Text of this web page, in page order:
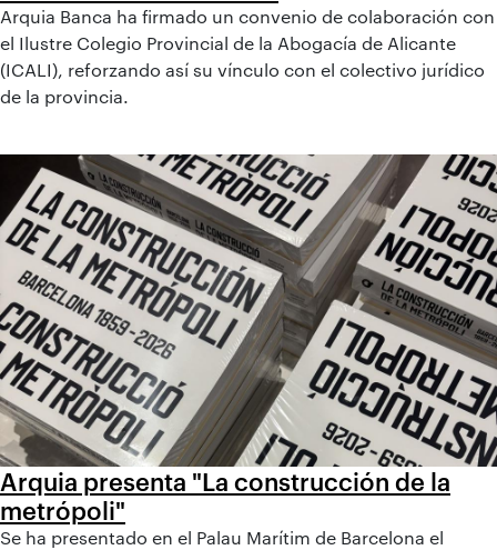
Arquia Banca ha firmado un convenio de colaboración con
el Ilustre Colegio Provincial de la Abogacía de Alicante
(ICALI), reforzando así su vínculo con el colectivo jurídico
de la provincia.
Arquia presenta "La construcción de la
metrópoli"
Se ha presentado en el Palau Marítim de Barcelona el